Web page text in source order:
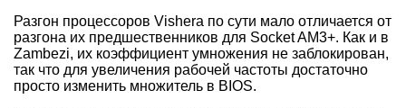
Разгон процессоров Vishera по сути мало отличается от
разгона их предшественников для Socket AM3+. Как и в
Zambezi, их коэффициент умножения не заблокирован,
так что для увеличения рабочей частоты достаточно
просто изменить множитель в BIOS.